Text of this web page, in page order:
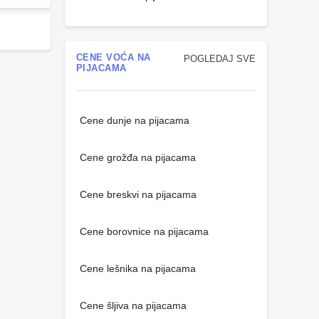
POGLEDAJ SVE
CENE VOĆA NA
PIJACAMA
Cene dunje na pijacama
Cene grožđa na pijacama
Cene breskvi na pijacama
Cene borovnice na pijacama
Cene lešnika na pijacama
Cene šljiva na pijacama